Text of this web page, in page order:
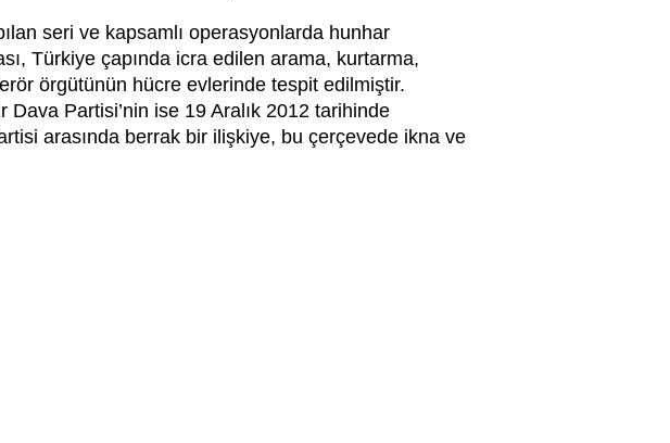
seri ve kapsamlı operasyonlarda hunhar
Türkiye çapında icra edilen arama, kurtarma,
örgütünün hücre evlerinde tespit edilmiştir.
Dava Partisi’nin ise 19 Aralık 2012 tarihinde
arasında berrak bir ilişkiye, bu çerçevede ikna ve